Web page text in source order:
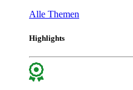
Alle Themen
Highlights